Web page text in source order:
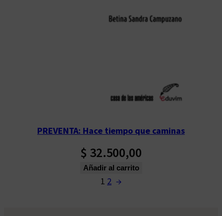
PREVENTA: Hace tiempo que caminas
$ 32.500,00
Añadir al carrito
1 2 →